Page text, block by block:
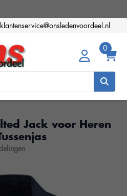
klantenservice@onsledenvoordeel.nl
Jack voor Heren
is0van de 5